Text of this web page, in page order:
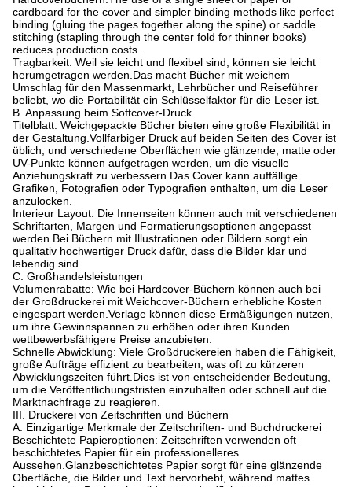
cardboard for the cover and simpler binding methods like perfect
binding (gluing the pages together along the spine) or saddle
stitching (stapling through the center fold for thinner books)
reduces production costs.
Tragbarkeit: Weil sie leicht und flexibel sind, können sie leicht
herumgetragen werden. Das macht Bücher mit weichem
Umschlag für den Massenmarkt, Lehrbücher und Reiseführer
beliebt, wo die Portabilität ein Schlüsselfaktor für die Leser ist.
B. Anpassung beim Softcover-Druck
Titelblatt: Weichgepackte Bücher bieten eine große Flexibilität in
der Gestaltung. Vollfarbiger Druck auf beiden Seiten des Cover ist
üblich, und verschiedene Oberflächen wie glänzende, matte oder
UV-Punkte können aufgetragen werden, um die visuelle
Anziehungskraft zu verbessern. Das Cover kann auffällige
Grafiken, Fotografien oder Typografien enthalten, um die Leser
anzulocken.
Interieur Layout: Die Innenseiten können auch mit verschiedenen
Schriftarten, Margen und Formatierungsoptionen angepasst
werden. Bei Büchern mit Illustrationen oder Bildern sorgt ein
qualitativ hochwertiger Druck dafür, dass die Bilder klar und
lebendig sind.
C. Großhandelsleistungen
Volumenrabatte: Wie bei Hardcover-Büchern können auch bei
der Großdruckerei mit Weichcover-Büchern erhebliche Kosten
eingespart werden. Verlage können diese Ermäßigungen nutzen,
um ihre Gewinnspannen zu erhöhen oder ihren Kunden
wettbewerbsfähigere Preise anzubieten.
Schnelle Abwicklung: Viele Großdruckereien haben die Fähigkeit,
große Aufträge effizient zu bearbeiten, was oft zu kürzeren
Abwicklungszeiten führt. Dies ist von entscheidender Bedeutung,
um die Veröffentlichungsfristen einzuhalten oder schnell auf die
Marktnachfrage zu reagieren.
III. Druckerei von Zeitschriften und Büchern
A. Einzigartige Merkmale der Zeitschriften- und Buchdruckerei
Beschichtete Papieroptionen: Zeitschriften verwenden oft
beschichtetes Papier für ein professionelleres
Aussehen. Glanzbeschichtetes Papier sorgt für eine glänzende
Oberfläche, die Bilder und Text hervorhebt, während mattes